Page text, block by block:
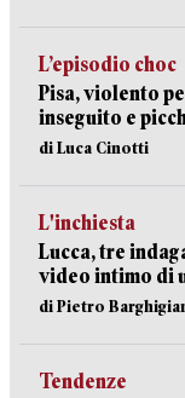
L’episodio choc
Pisa, violento
inseguito e
di Luca Cinotti
L'inchiesta
Lucca, tre
video intimo di
di Pietro
Tendenze